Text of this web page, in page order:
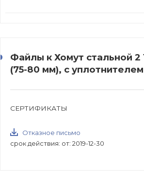
Файлы к Хомут стальной 2
(75-80 мм), с
СЕРТИФИКАТЫ
Отказное письмо
срок действия: от: 2019-12-30